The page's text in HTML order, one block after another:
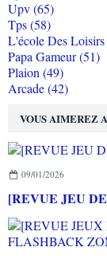
VOUS AIMEREZ
09/01/2026
[REVUE JEU
Upv (65)
Tps (58)
L'école Des
Papa Gameur (51)
Plaion (49)
Arcade (42)